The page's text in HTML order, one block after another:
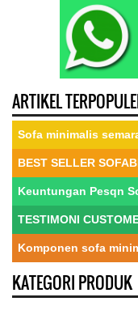
ARTIKEL
Sofa minimalis
BEST SELLER
Keuntungan Pesqn
TESTIMONI
Komponen sofa
KATEGORI PRODUK